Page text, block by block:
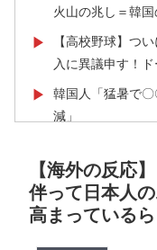
火山の兆し＝韓
▶
【高校野球】つ
入に異議申す！
▶
韓国人「猛暑で
減」
して強く抗議し
な」「他のこと
府にとって都合が
▶
【海外の反応
伴って日本人
高まっている